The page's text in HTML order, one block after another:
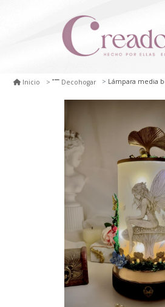
Inicio Decohogar Lámpara media